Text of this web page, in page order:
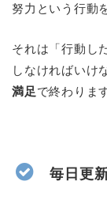
努力という行動
それは「行動し
しなければいけ
満足で終わりま
毎日更